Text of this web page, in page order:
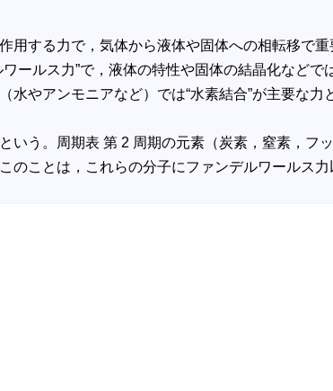
する力で，気体から液体や固体への相転移で重
ールス力”で，液体の特性や固体の結晶化など
やアンモニアなど）では“水素結合”が主要な力
う。周期表 第 2 周期の元素（炭素，窒素，フ
のことは，これらの分子にファンデルワールス